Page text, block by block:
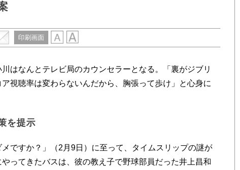
印刷画面
はなんとテレビ局のカウンセラーとなる。「裏がジブリ
視聴率は変わらないんだから、胸張って歩け」と心身に
を提示
ですか？」（2月9日）に至って、タイムスリップの謎が
ってきたバスは、彼の教え子で野球部員だった井上昌和